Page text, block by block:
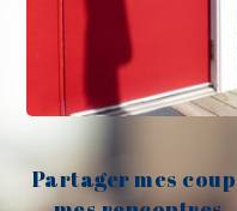
Partager mes